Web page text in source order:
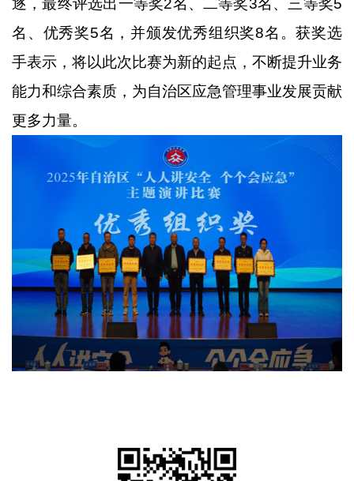
名、优秀奖5名，并颁发优秀组织奖8名。获奖选
手表示，将以此次比赛为新的起点，不断提升业务
能力和综合素质，为自治区应急管理事业发展贡献
更多力量。